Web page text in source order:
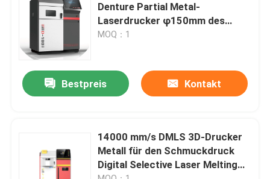
Kontakt
Nachrichten
Alle Fälle
Drucker Laser-Metall3d
Zahnmedizinischer Drucker des Metall3d
Denture Partial Metal-
Laserdrucker φ150mm des
Drucker-3D
MOQ：1
Bestpreis Kontakt
14000 mm/s DMLS 3D-Drucker
Metall für den Schmuckdruck
Digital Selective Laser Melting